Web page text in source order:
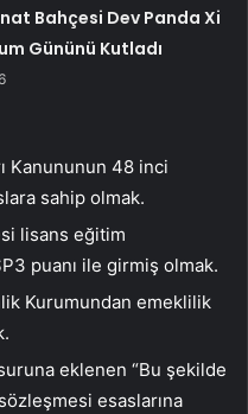
Bahçesi Dev Panda Xi
Gününü Kutladı
Kanununun 48 inci
sahip olmak.
lisans eğitim
puanı ile girmiş olmak.
Kurumundan emeklilik
eklenen “Bu şekilde
esaslarına